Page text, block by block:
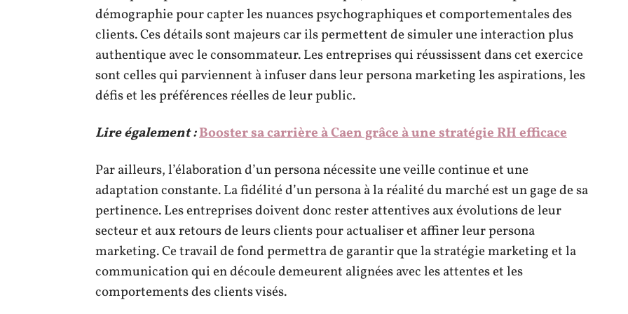
démographie pour capter les nuances psychographiques et comportementales des
clients. Ces détails sont majeurs car ils permettent de simuler une interaction plus
authentique avec le consommateur. Les entreprises qui réussissent dans cet exercice
sont celles qui parviennent à infuser dans leur persona marketing les aspirations, les
défis et les préférences réelles de leur public.
Lire également :Booster sa carrière à Caen grâce à une stratégie RH efficace
Par ailleurs, l’élaboration d’un persona nécessite une veille continue et une
adaptation constante. La fidélité d’un persona à la réalité du marché est un gage de sa
pertinence. Les entreprises doivent donc rester attentives aux évolutions de leur
secteur et aux retours de leurs clients pour actualiser et affiner leur persona
marketing. Ce travail de fond permettra de garantir que la stratégie marketing et la
communication qui en découle demeurent alignées avec les attentes et les
comportements des clients visés.